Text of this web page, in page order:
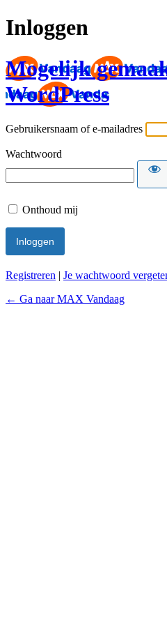
Inloggen
Mogelijk
WordPress
Gebruikersnaam of e-mailadres
Wachtwoord
Onthoud mij
Registreren | Je wachtwoord
← Ga naar MAX Vandaag